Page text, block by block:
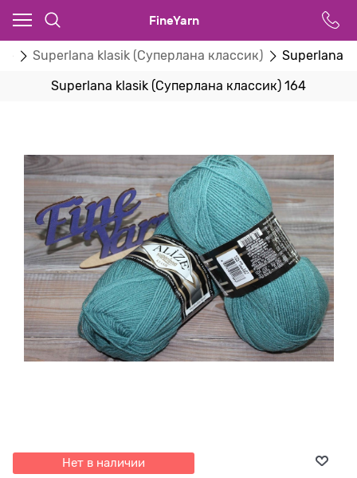
FineYarn
Superlana klasik (Суперлана классик) Superlana
Superlana klasik (Суперлана классик) 164
Нет в наличии